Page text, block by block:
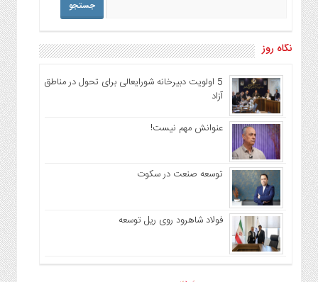
نگاه روز
5 اولویت دبیرخانه شورایعالی برای تحول در مناطق
آزاد
عنوانش مهم نیست!
توسعه صنعت در سکوت
فولاد شاهرود روی ریل توسعه